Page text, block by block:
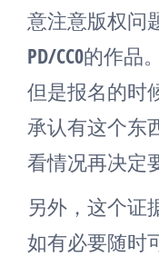
意注意版权问
PD/CC0的作品。
但是报名的时
承认有这个东
看情况再决定
另外，这个证
如有必要随时